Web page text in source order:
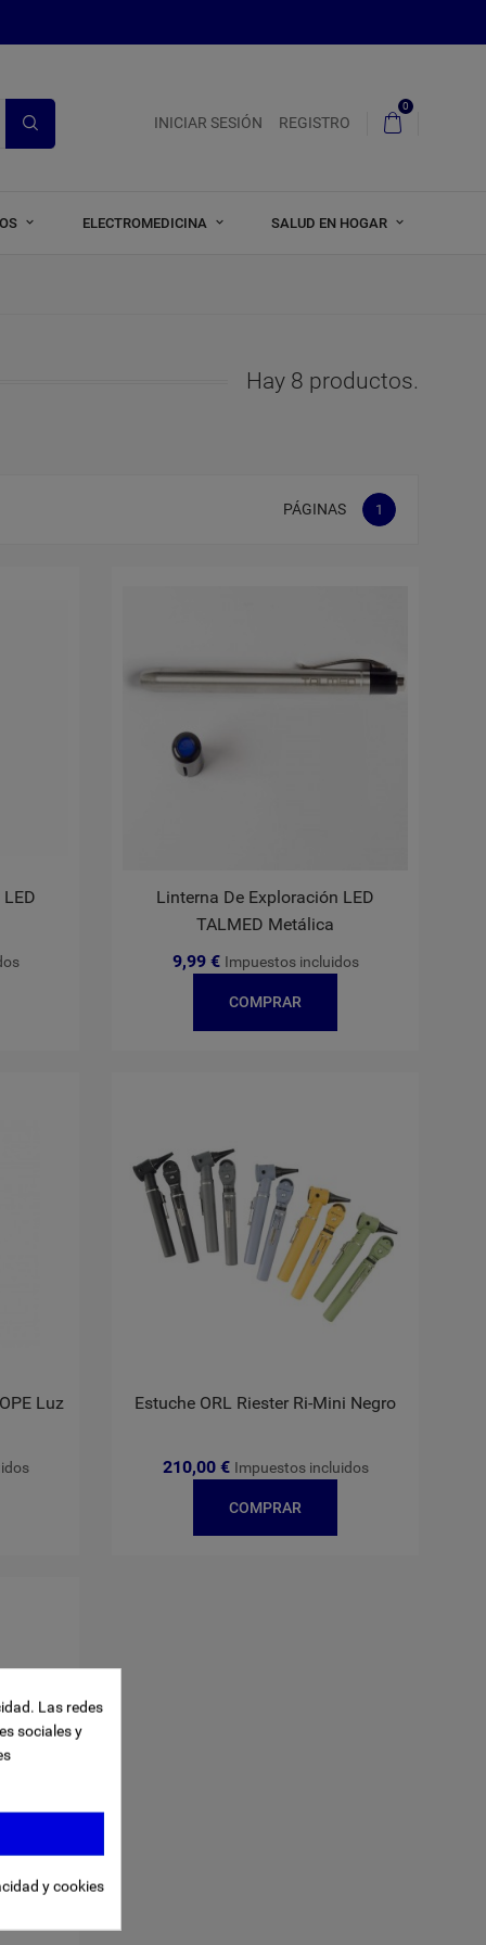
INICIAR SESIÓN REGISTRO
0
ELECTROMEDICINA SALUD EN HOGAR
Hay 8 productos.
PÁGINAS 1
Linterna De Exploración LED
TALMED Metálica
9,99 € Impuestos incluidos
COMPRAR
Luz
Estuche ORL Riester Ri-Mini Negro
210,00 € Impuestos incluidos
COMPRAR
Las redes
sociales y
y cookies